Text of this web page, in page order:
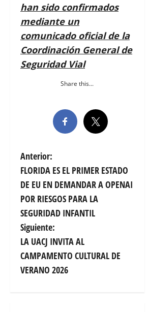
han sido confirmados
mediante un
comunicado oficial de la
Coordinación General de
Seguridad Vial
Share this...
N
a
v
e
g
a
Anterior:
FLORIDA ES EL PRIMER ESTADO
DE EU EN DEMANDAR A OPENAI
POR RIESGOS PARA LA
SEGURIDAD INFANTIL
Siguiente:
LA UACJ INVITA AL
CAMPAMENTO CULTURAL DE
VERANO 2026